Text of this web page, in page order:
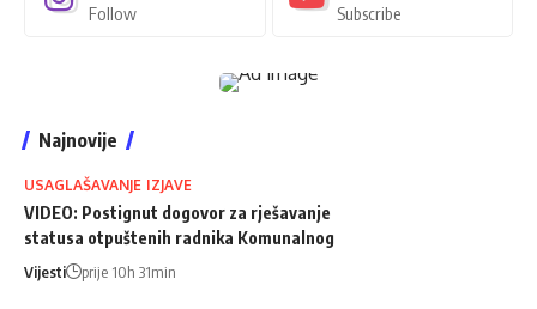
Follow Subscribe
Najnovije
USAGLAŠAVANJE IZJAVE
VIDEO: Postignut dogovor za rješavanje
statusa otpuštenih radnika Komunalnog
Vijesti prije 10h 31min